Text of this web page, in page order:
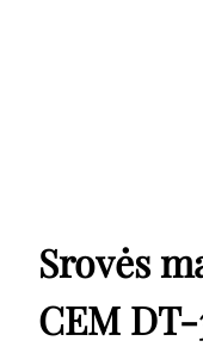
Srovės
CEM DT-